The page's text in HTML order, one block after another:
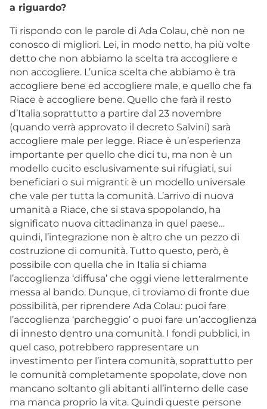
a riguardo?
Ti rispondo con le parole di Ada Colau, chè non ne
conosco di migliori. Lei, in modo netto, ha più volte
detto che non abbiamo la scelta tra accogliere e
non accogliere. L’unica scelta che abbiamo è tra
accogliere bene ed accogliere male, e quello che fa
Riace è accogliere bene. Quello che farà il resto
d’Italia soprattutto a partire dal 23 novembre
(quando verrà approvato il decreto Salvini) sarà
accogliere male per legge. Riace è un’esperienza
importante per quello che dici tu, ma non è un
modello cucito esclusivamente sui rifugiati, sui
beneficiari o sui migranti: è un modello universale
che vale per tutta la comunità. L’arrivo di nuova
umanità a Riace, che si stava spopolando, ha
significato nuova cittadinanza in quel paese…
quindi, l’integrazione non è altro che un pezzo di
costruzione di comunità. Tutto questo, però, è
possibile con quella che in Italia si chiama
l’accoglienza ‘diffusa’ che oggi viene letteralmente
messa al bando. Dunque, ci troviamo di fronte due
possibilità, per riprendere Ada Colau: puoi fare
l’accoglienza ‘parcheggio’ o puoi fare un’accoglienza
di innesto dentro una comunità. I fondi pubblici, in
quel caso, potrebbero rappresentare un
investimento per l’intera comunità, soprattutto per
le comunità completamente spopolate, dove non
mancano soltanto gli abitanti all’interno delle case
ma manca proprio la vita. Quindi queste persone